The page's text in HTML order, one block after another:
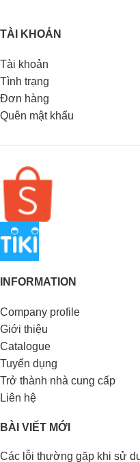
TÀI KHOẢN
Tài khoản
Tình trạng
Đơn hàng
Quên mật khẩu
INFORMATION
Company profile
Giới thiệu
Catalogue
Tuyển dụng
Trở thành nhà cung cấp
Liên hệ
BÀI VIẾT MỚI
Các lỗi thường gặp khi sử